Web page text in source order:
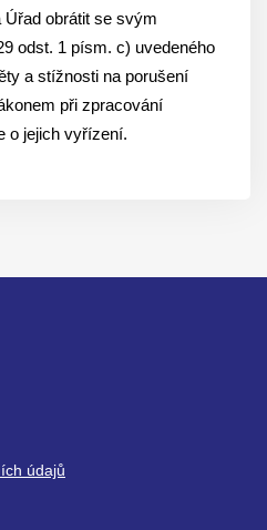
Úřad obrátit se svým
odst. 1 písm. c) uvedeného
a stížnosti na porušení
při zpracování
o jejich vyřízení.
údajů